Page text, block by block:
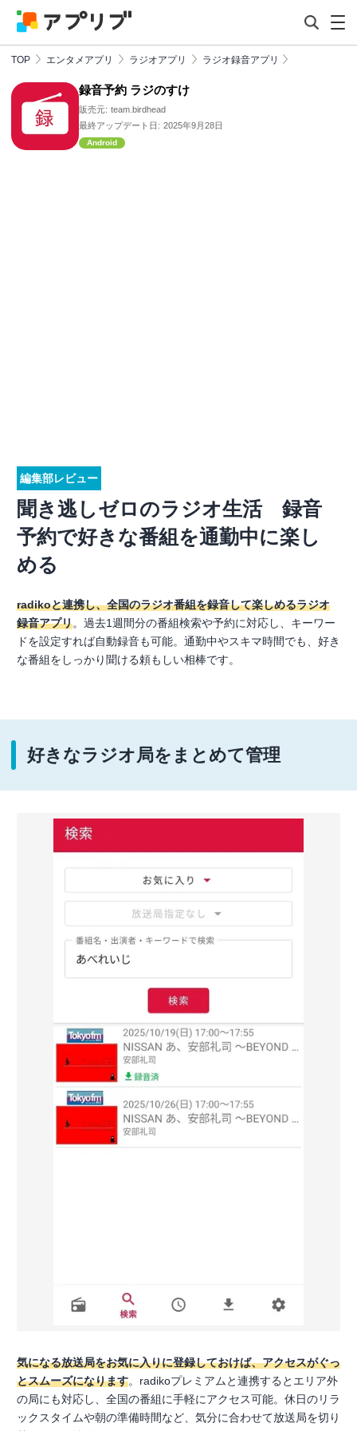
TOP エンタメアプリ ラジオアプリ ラジオ録音アプリ
録音予約 ラジのすけ
販売元: team.birdhead
最終アップデート日: 2025年9月28日
Android
編集部レビュー
聞き逃しゼロのラジオ生活 録音
予約で好きな番組を通勤中に楽し
める
radikoと連携し、全国のラジオ番組を録音して楽しめるラジオ
録音アプリ。過去1週間分の番組検索や予約に対応し、キーワー
ドを設定すれば自動録音も可能。通勤中やスキマ時間でも、好き
な番組をしっかり聞ける頼もしい相棒です。
好きなラジオ局をまとめて管理
気になる放送局をお気に入りに登録しておけば、アクセスがぐっ
とスムーズになります。radikoプレミアムと連携するとエリア外
の局にも対応し、全国の番組に手軽にアクセス可能。休日のリラ
ックスタイムや朝の準備時間など、気分に合わせて放送局を切り